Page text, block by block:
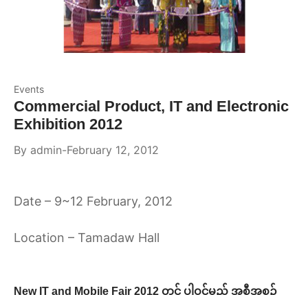
Events
Commercial Product, IT and Electronic
Exhibition 2012
By admin February 12, 2012
Date – 9~12 February, 2012
Location – Tamadaw Hall
New IT and Mobile Fair 2012 တွင် ပါဝင်မည့် အစီအစဉ်